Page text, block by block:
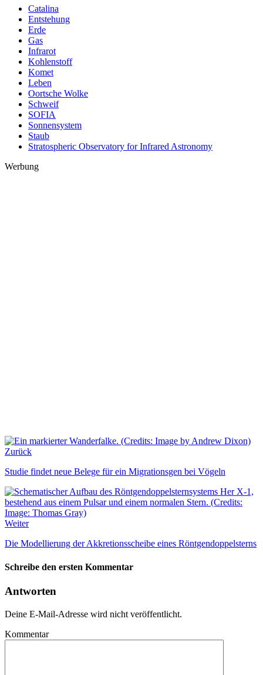
Catalina
Entstehung
Erde
Gas
Infrarot
Kohlenstoff
Komet
Leben
Oortsche Wolke
Schweif
SOFIA
Sonnensystem
Staub
Stratospheric Observatory for Infrared Astronomy
Werbung
Zurück
Studie findet neue Belege für ein Migrationsgen bei Vögeln
Weiter
Die Modellierung der Akkretionsscheibe eines Röntgendoppelsterns
Schreibe den ersten Kommentar
Antworten
Deine E-Mail-Adresse wird nicht veröffentlicht.
Kommentar